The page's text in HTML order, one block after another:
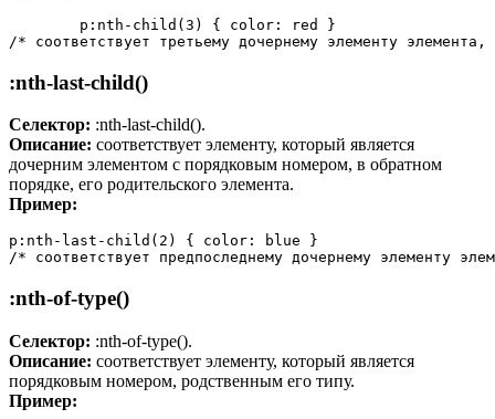
/* соответствует третьему дочернему элементу
:nth-last-child()
Селектор: :nth-last-child().
Описание: соответствует элементу, который является
дочерним элементом с порядковым номером, в обратном
порядке, его родительского элемента.
Пример:
p:nth-last-child(2) { color: blue }
/* соответствует предпоследнему дочернему элементу
:nth-of-type()
Селектор: :nth-of-type().
Описание: соответствует элементу, который является
порядковым номером, родственным его типу.
Пример: